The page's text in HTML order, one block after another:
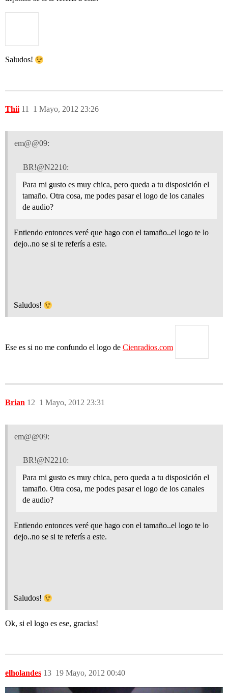
Saludos!
Thii 1 Mayo, 2012 23:26
11
em@@09:
BR!@N2210:
Para mi gusto es muy chica, pero queda a tu disposición el
tamaño. Otra cosa, me podes pasar el logo de los canales
de audio?
Entiendo entonces veré que hago con el tamaño..el logo te lo
dejo..no se si te referís a este.
Saludos!
Ese es si no me confundo el logo de Cienradios.com
Brian 1 Mayo, 2012 23:31
12
em@@09:
BR!@N2210:
Para mi gusto es muy chica, pero queda a tu disposición el
tamaño. Otra cosa, me podes pasar el logo de los canales
de audio?
Entiendo entonces veré que hago con el tamaño..el logo te lo
dejo..no se si te referís a este.
Saludos!
Ok, si el logo es ese, gracias!
elholandes 19 Mayo, 2012 00:40
13